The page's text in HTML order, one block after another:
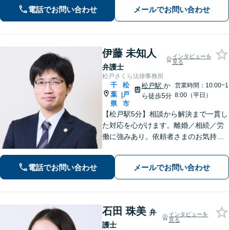
幅広くサポート。【夜間・休日面談
可】【完全個室】【本千葉駅徒歩３
電話でお問い合わせ メールでお問い合わせ
伊藤 未知人
弁護士
インタビューを
見る
松戸さくら法律事務所
千
葉
県
|
松
戸
市
松戸駅 か
ら徒歩5分
営業時間：10:00~1
8:00（平日）
【松戸駅5分】相談から解決まで一貫し
た対応を心がけます。離婚／相続／労
働に強みあり。依頼者さまのお気持ち
策をご提案。前向きな気持ちになれる
ようサポートします。【初回相談無
料】【夜間・休日相談可能】
電話でお問い合わせ メールでお問い合わせ
石田 珠美 弁
護士
インタビューを
見る